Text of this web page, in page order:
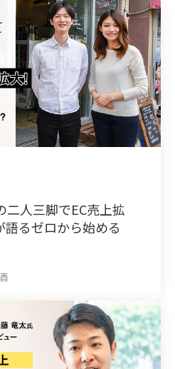
二人三脚でEC売上拡
るゼロから始める